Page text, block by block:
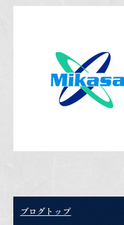
ブログトップ